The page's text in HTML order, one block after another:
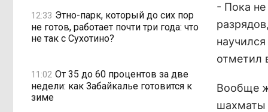
12:33 Этно-парк, который до сих пор
не готов, работает почти три года: что
не так с Сухотино?
11:02 От 35 до 60 процентов за две
недели: как Забайкалье готовится к
зиме
- Пока
отметил
Вообще
шахматы